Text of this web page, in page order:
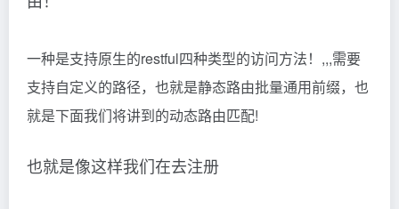
一种是支持原生的restful四种类型的访问方法！,,,需要
支持自定义的路径，也就是静态路由批量通用前缀，也
就是下面我们将讲到的动态路由匹配!
也就是像这样我们在去注册